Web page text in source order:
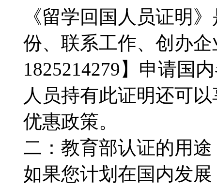
《留学回国人员证明
份、联系工作、创办
1825214279】申请国
人员持有此证明还可
优惠政策。
二：教育部认证的用途
如果您计划在国内发